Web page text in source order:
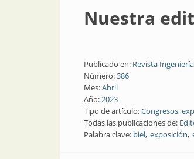
Nuestra
Publicado en: Revista
Número:386
Mes:Abril
Año:2023
Tipo de artículo:Congresos,
Todas las publicaciones de:
Palabra clave: biel exposición